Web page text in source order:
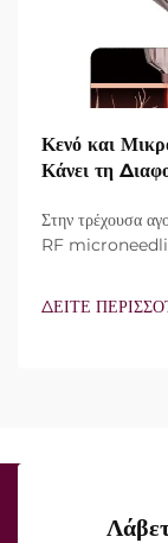
Κενό και
Κάνει τη
Στην τρέχουσα
RF
χαρακτηριστικά
ΔΕΙΤΕ